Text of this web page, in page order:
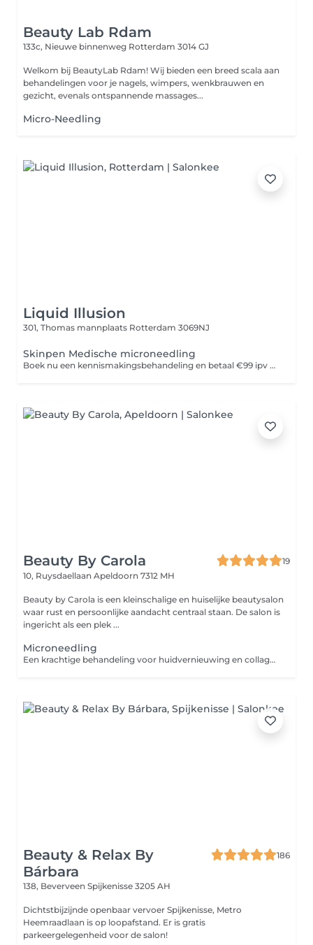
Beauty Lab Rdam
133c, Nieuwe binnenweg Rotterdam 3014 GJ
Welkom bij BeautyLab Rdam! Wij bieden een breed scala aan
behandelingen voor je nagels, wimpers, wenkbrauwen en
gezicht, evenals ontspannende massages...
Micro-Needling
Liquid Illusion
301, Thomas mannplaats Rotterdam 3069NJ
Skinpen Medische microneedling
Boek nu een kennismakingsbehandeling en betaal €99 ipv €200
Beauty By Carola
19
10, Ruysdaellaan Apeldoorn 7312 MH
Beauty by Carola is een kleinschalige en huiselijke beautysalon
waar rust en persoonlijke aandacht centraal staan. De salon is
ingericht als een plek ...
Microneedling
Een krachtige behandeling voor huidvernieuwing en collageenaanmaak. Micronaaldjes creëren kanaaltjes in de huid, waardoor werkstoffen diep worden opgenomen. Helpt zichtbaar bij huidveroudering, littekens, grove poriën en pigmentvlekken. Geschikt voor: Fijne lijntjes en rimpels, verslapte huid, littekens, grove poriën, pigmentatie en een doffe huid
Beauty & Relax By
Bárbara
186
138, Beverveen Spijkenisse 3205 AH
Dichtstbijzijnde openbaar vervoer Spijkenisse, Metro
Heemraadlaan is op loopafstand. Er is gratis
parkeergelegenheid voor de salon!